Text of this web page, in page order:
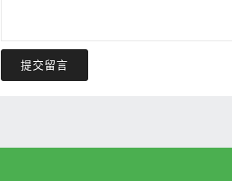
提交留言